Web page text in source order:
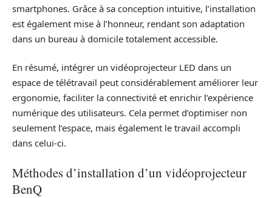
smartphones. Grâce à sa conception intuitive, l’installation
est également mise à l’honneur, rendant son adaptation
dans un bureau à domicile totalement accessible.
En résumé, intégrer un vidéoprojecteur LED dans un
espace de télétravail peut considérablement améliorer leur
ergonomie, faciliter la connectivité et enrichir l’expérience
numérique des utilisateurs. Cela permet d’optimiser non
seulement l’espace, mais également le travail accompli
dans celui-ci.
Méthodes d’installation d’un vidéoprojecteur
BenQ